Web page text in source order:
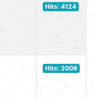
Hits: 4124
Hits: 2009